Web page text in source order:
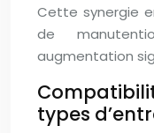
Cette synergie
de
augmentation
types